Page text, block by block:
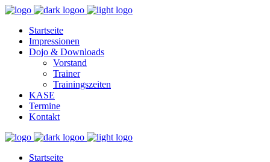
Startseite
Impressionen
Dojo & Downloads
Vorstand
Trainer
Trainingszeiten
KASE
Termine
Kontakt
Startseite